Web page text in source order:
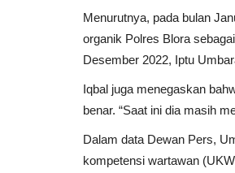
Menurutnya, pada bulan
organik Polres Blora
Desember 2022, Iptu
Iqbal juga menegaskan
benar. “Saat ini dia masih
Dalam data Dewan Pers,
kompetensi wartawan
Jawa Timur